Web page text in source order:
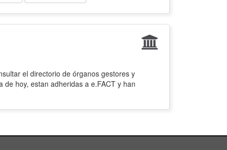
el directorio de órganos gestores y
de hoy, estan adheridas a e.FACT y han